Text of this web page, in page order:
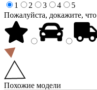
1
2 3 4
5
Пожалуйста, докажите,
Похожие модели